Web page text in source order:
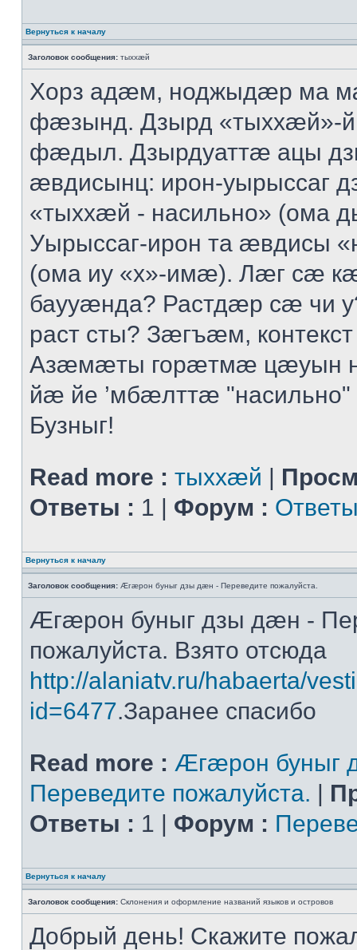
Вернуться к началу
Заголовок сообщения: тыххӕй
Хорз адӕм, ноджыдӕр ма
фӕзынд. Дзырд «тыххӕй»-
фӕдыл. Дзырдуаттӕ ацы
ӕвдисынц: ирон-уырыссаг
«тыххӕй - насильно» (ома
Уырыссаг-ирон та ӕвдисы
(ома иу «х»-имӕ). Лӕг сӕ
баууӕнда? Растдӕр сӕ чи
раст сты? Зӕгъӕм,
Азӕмӕты горӕтмӕ
йӕ йе ’мбӕлттӕ "насильно"
Бузныг!
Read more : тыххӕй |
Ответы : 1 | Форум :
Вернуться к началу
Заголовок сообщения: Æгæрон буныг дзы дæн - Переведите пожалуйста.
Æгæрон буныг дзы дæн -
пожалуйста. Взято отсюда
http://alaniatv.ru/habaerta/
id=6477.Заранее спасибо
Read more : Æгæрон буныг
Переведите пожалуйста. |
Ответы : 1 | Форум :
Вернуться к началу
Заголовок сообщения: Склонения и оформление названий языков и островов
Добрый день! Скажите